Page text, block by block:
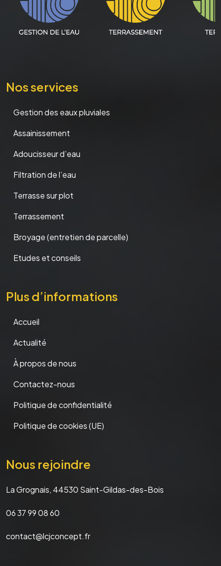
Nos services
Gestion des eaux pluviales
Assainissement
Adoucisseur d’eau
Filtration de l’eau
Terrasse sur plot
Terrassement
Broyage (entretien de parcelle)
Etudes et conseils
Plus d’informations
Accueil
Actualité
À propos de nous
Contactez-nous
Politique de confidentialité
Politique de cookies (UE)
Nous rejoindre
La Grognais, 44530 Saint-Gildas-des-Bois
06 37 99 08 60
contact@lcjconcept.fr